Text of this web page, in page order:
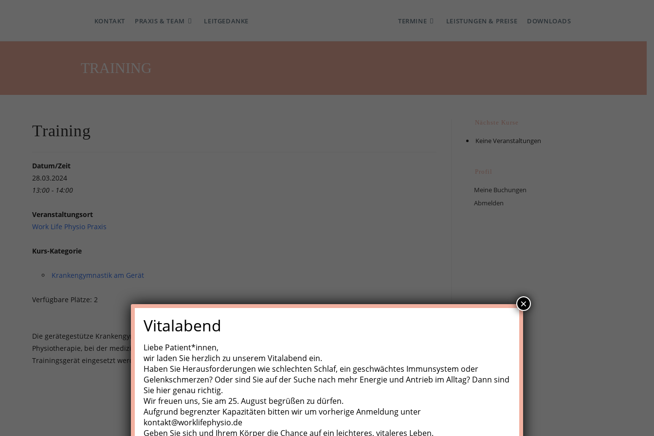
KONTAKT PRAXIS & TEAM LEITGEDANKE TERMINE LEISTUNGEN & PREISE DOWNLOADS
TRAINING
Training
Datum/Zeit
28.03.2024
13:00 - 14:00
Veranstaltungsort
Work Life Physio Praxis
Kurs-Kategorie
Krankengymnastik am Gerät
Verfügbare Plätze: 2
Die gerätegestütze Krankengynmnastik (KGG)/Medizinische Trainigstherapie (MTT) ist eine aktive Behandlungsform der
Physiotherapie, bei der medizinische Trainingsgeräte, Zugapparate, diverse Kleingeräte und der eigene Körper als
Trainingsgerät eingesetzt werden.
Nächste Kurse
Keine Veranstaltungen
Profil
Meine Buchungen
Abmelden
Vitalabend
Liebe Patient*innen,
wir laden Sie herzlich zu unserem Vitalabend ein.
Haben Sie Herausforderungen wie schlechten Schlaf, ein geschwächtes Immunsystem oder
Gelenkschmerzen? Oder sind Sie auf der Suche nach mehr Energie und Antrieb im Alltag? Dann sind
Sie hier genau richtig.
Wir freuen uns, Sie am 25. August begrüßen zu dürfen.
Aufgrund begrenzter Kapazitäten bitten wir um vorherige Anmeldung unter
kontakt@worklifephysio.de
Geben Sie sich und Ihrem Körper die Chance auf ein leichteres, vitaleres Leben.
×